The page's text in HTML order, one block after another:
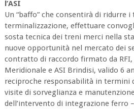
l’ASI
Un “baffo” che consentirà di ridurre
terminalizzazione, effettuare
sosta tecnica dei treni merci nella
nuove opportunità nel mercato dei
contratto di raccordo firmato da RFI,
Meridionale e ASI Brindisi, valido 6
reciproche responsabilità in termini
visite di sorveglianza e
dell’intervento di integrazione ferro